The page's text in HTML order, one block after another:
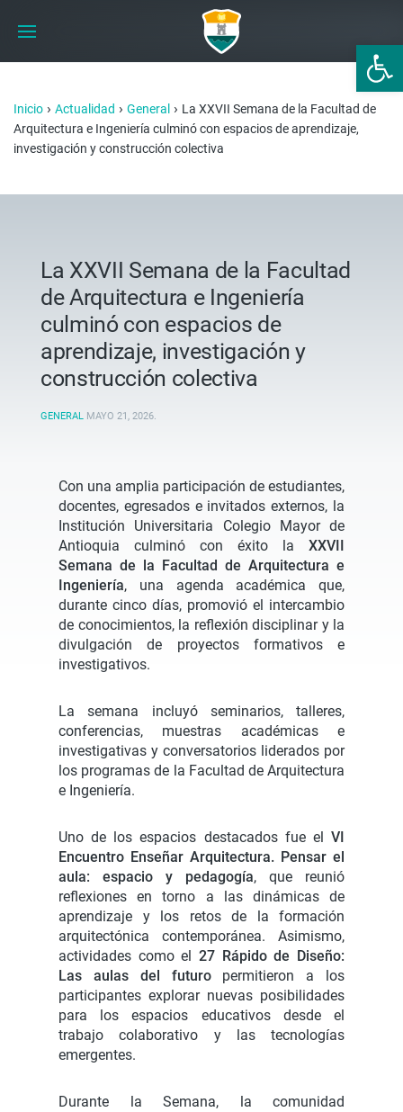
Abrir
Inicio › Actualidad › General › La XXVII Semana de la Facultad de
Arquitectura e Ingeniería culminó con espacios de aprendizaje,
investigación y construcción colectiva
La XXVII Semana de la Facultad
de Arquitectura e Ingeniería
culminó con espacios de
aprendizaje, investigación y
construcción colectiva
GENERAL MAYO 21, 2026.
Con una amplia participación de estudiantes,
docentes, egresados e invitados externos, la
Institución Universitaria Colegio Mayor de
Antioquia culminó con éxito la XXVII
Semana de la Facultad de Arquitectura e
Ingeniería, una agenda académica que,
durante cinco días, promovió el intercambio
de conocimientos, la reflexión disciplinar y la
divulgación de proyectos formativos e
investigativos.
La semana incluyó seminarios, talleres,
conferencias, muestras académicas e
investigativas y conversatorios liderados por
los programas de la Facultad de Arquitectura
e Ingeniería.
Uno de los espacios destacados fue el VI
Encuentro Enseñar Arquitectura. Pensar el
aula: espacio y pedagogía, que reunió
reflexiones en torno a las dinámicas de
aprendizaje y los retos de la formación
arquitectónica contemporánea. Asimismo,
actividades como el 27 Rápido de Diseño:
Las aulas del futuropermitieron a los
participantes explorar nuevas posibilidades
para los espacios educativos desde el
trabajo colaborativo y las tecnologías
emergentes.
Durante la Semana, la comunidad